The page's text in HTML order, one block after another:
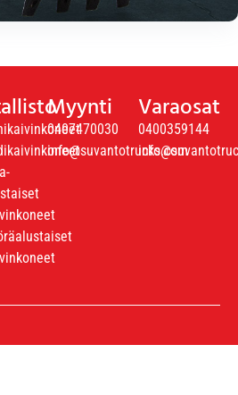
Myynti
0407470030
info@suvantotrucks.com
Varaosat
0400359144